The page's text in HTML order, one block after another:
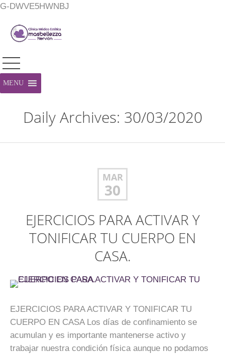
G-DWVE5HWNBJ
MENU
Daily Archives: 30/03/2020
MAR
30
EJERCICIOS PARA ACTIVAR Y
TONIFICAR TU CUERPO EN
CASA.
EJERCICIOS PARA ACTIVAR Y TONIFICAR TU
CUERPO EN CASA Los días de confinamiento se
acumulan y es importante mantenerse activo y
trabajar nuestra condición física aunque no podamos